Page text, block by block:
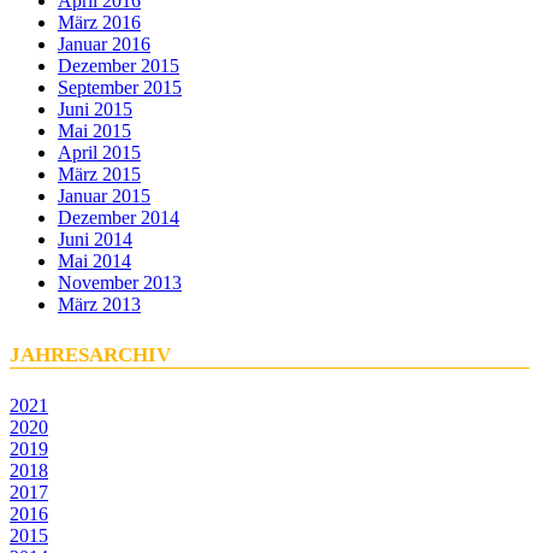
März 2016
Januar 2016
Dezember 2015
September 2015
Juni 2015
Mai 2015
April 2015
März 2015
Januar 2015
Dezember 2014
Juni 2014
Mai 2014
November 2013
März 2013
JAHRESARCHIV
2021
2020
2019
2018
2017
2016
2015